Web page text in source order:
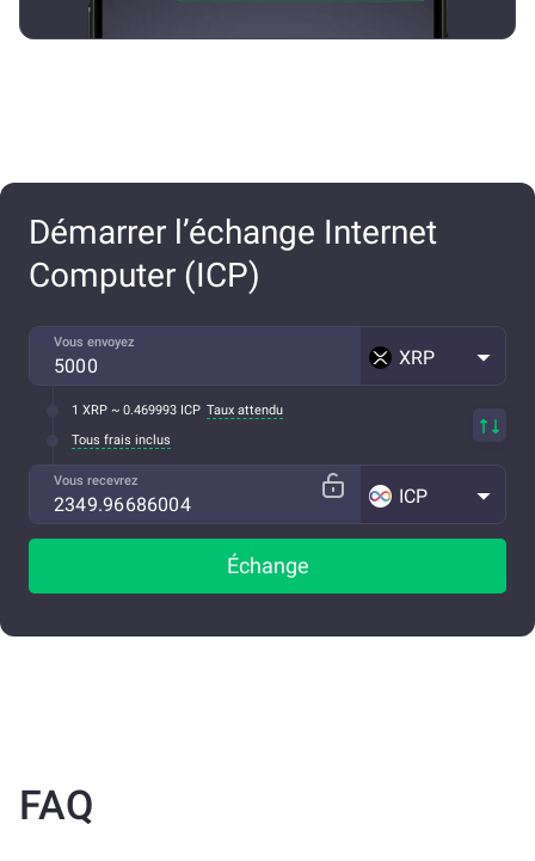
Démarrer l’échange Internet
Computer (ICP)
Vous envoyez
XRP
1 XRP ~ 0.469993 ICP Taux attendu
Tous frais inclus
Vous recevrez
ICP
Échange
FAQ